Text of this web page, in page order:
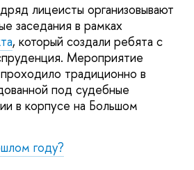
лицеисты организовывают
заседания в рамках
, который создали ребята с
Мероприятие
традиционно в
под судебные
в корпусе на Большом
году?